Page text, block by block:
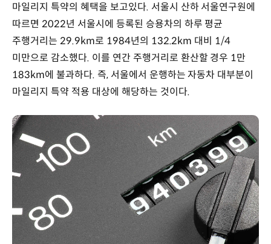
마일리지 특약의 혜택을 보고있다. 서울시 산하 서울연구원에
따르면 2022년 서울시에 등록된 승용차의 하루 평균
주행거리는 29.9km로 1984년의 132.2km 대비 1/4
미만으로 감소했다. 이를 연간 주행거리로 환산할 경우 1만
183km에 불과하다. 즉, 서울에서 운행하는 자동차 대부분이
마일리지 특약 적용 대상에 해당하는 것이다.